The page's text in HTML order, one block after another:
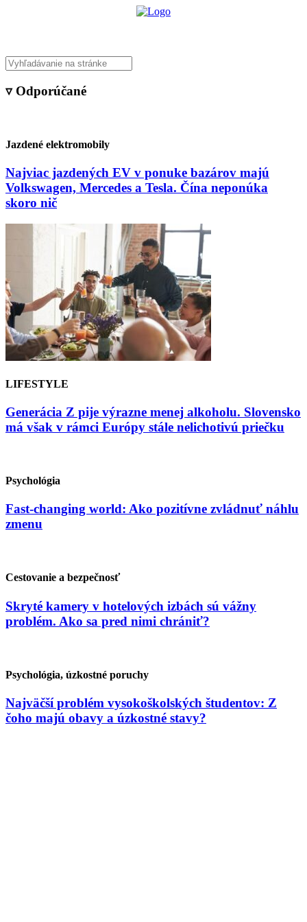
▿ Odporúčané
Jazdené elektromobily
Najviac jazdených EV v ponuke bazárov majú
Volkswagen, Mercedes a Tesla. Čína neponúka
skoro nič
LIFESTYLE
Generácia Z pije výrazne menej alkoholu. Slovensko
má však v rámci Európy stále nelichotivú priečku
Psychológia
Fast-changing world: Ako pozitívne zvládnuť náhlu
zmenu
Cestovanie a bezpečnosť
Skryté kamery v hotelových izbách sú vážny
problém. Ako sa pred nimi chrániť?
Psychológia, úzkostné poruchy
Najväčší problém vysokoškolských študentov: Z
čoho majú obavy a úzkostné stavy?